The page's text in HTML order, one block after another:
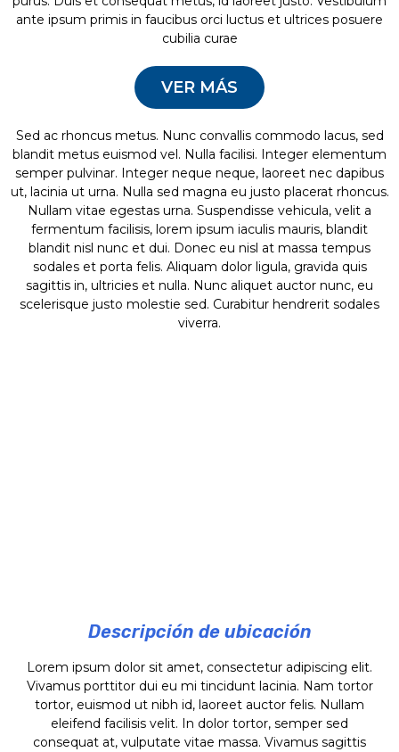
ante ipsum primis in faucibus orci luctus et ultrices posuere
cubilia curae
VER MÁS
Sed ac rhoncus metus. Nunc convallis commodo lacus, sed
blandit metus euismod vel. Nulla facilisi. Integer elementum
semper pulvinar. Integer neque neque, laoreet nec dapibus
ut, lacinia ut urna. Nulla sed magna eu justo placerat rhoncus.
Nullam vitae egestas urna. Suspendisse vehicula, velit a
fermentum facilisis, lorem ipsum iaculis mauris, blandit
blandit nisl nunc et dui. Donec eu nisl at massa tempus
sodales et porta felis. Aliquam dolor ligula, gravida quis
sagittis in, ultricies et nulla. Nunc aliquet auctor nunc, eu
scelerisque justo molestie sed. Curabitur hendrerit sodales
viverra.
Descripción de ubicación
Lorem ipsum dolor sit amet, consectetur adipiscing elit.
Vivamus porttitor dui eu mi tincidunt lacinia. Nam tortor
tortor, euismod ut nibh id, laoreet auctor felis. Nullam
eleifend facilisis velit. In dolor tortor, semper sed
consequat at, vulputate vitae massa. Vivamus sagittis